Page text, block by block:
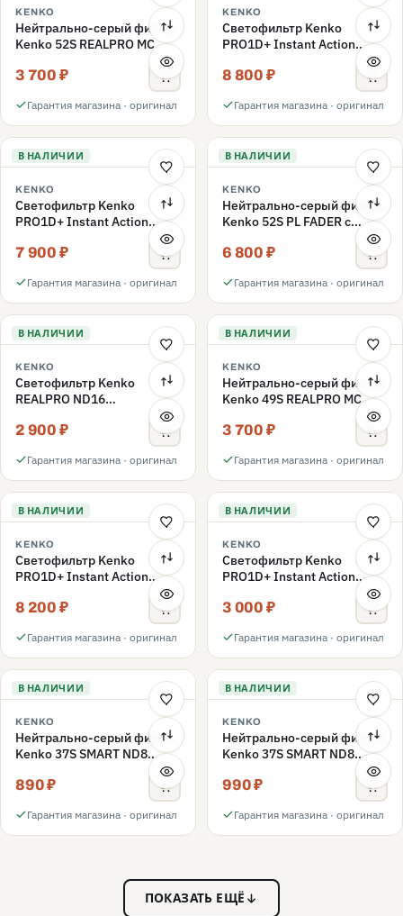
KENKO
Нейтрально-серый фильтр
Kenko 52S REALPRO MC
3 700 ₽
Гарантия магазина · оригинал
KENKO
Светофильтр Kenko
PRO1D+ Instant Action
Variable NDX3-450+C-PLS
переменной плотности
8 800 ₽
Гарантия магазина · оригинал
В НАЛИЧИИ
KENKO
Светофильтр Kenko
PRO1D+ Instant Action
Variable NDX3-450+C-PL
переменной плотности
7 900 ₽
Гарантия магазина · оригинал
В НАЛИЧИИ
KENKO
Нейтрально-серый фильтр
Kenko 52S PL FADER с
переменной плотностью
ND3-ND400 52mm
6 800 ₽
Гарантия магазина · оригинал
В НАЛИЧИИ
KENKO
Светофильтр Kenko
REALPRO ND16
нейтрально-серый 49mm
2 900 ₽
Гарантия магазина · оригинал
В НАЛИЧИИ
KENKO
Нейтрально-серый фильтр
Kenko 49S REALPRO MC
3 700 ₽
Гарантия магазина · оригинал
В НАЛИЧИИ
KENKO
Светофильтр Kenko
PRO1D+ Instant Action
Variable NDX3-450+C-PLS
переменной плотности
8 200 ₽
Гарантия магазина · оригинал
В НАЛИЧИИ
KENKO
Светофильтр Kenko
PRO1D+ Instant Action
Variable NDX3-450+C-PL
поляризационный 49mm
3 000 ₽
Гарантия магазина · оригинал
В НАЛИЧИИ
KENKO
Нейтрально-серый фильтр
Kenko 37S SMART ND8
890 ₽
Гарантия магазина · оригинал
В НАЛИЧИИ
KENKO
Нейтрально-серый фильтр
Kenko 37S SMART ND8
990 ₽
Гарантия магазина · оригинал
ПОКАЗАТЬ ЕЩЁ